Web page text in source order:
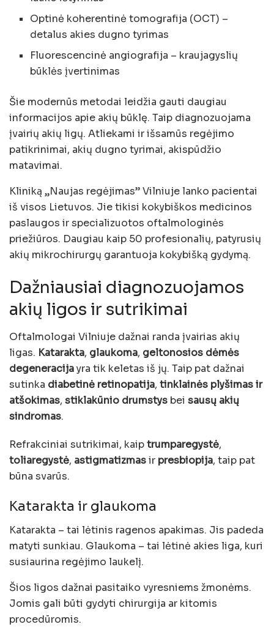
Optinė koherentinė tomografija (OCT) –
detalus akies dugno tyrimas
Fluorescencinė angiografija – kraujagyslių
būklės įvertinimas
Šie modernūs metodai leidžia gauti daugiau
informacijos apie akių būklę. Taip diagnozuojama
įvairių akių ligų. Atliekami ir išsamūs regėjimo
patikrinimai, akių dugno tyrimai, akispūdžio
matavimai.
Kliniką „Naujas regėjimas” Vilniuje lanko pacientai
iš visos Lietuvos. Jie tikisi kokybiškos medicinos
paslaugos ir specializuotos oftalmologinės
priežiūros. Daugiau kaip 50 profesionalių, patyrusių
akių mikrochirurgų garantuoja kokybišką gydymą.
Dažniausiai diagnozuojamos
akių ligos ir sutrikimai
Oftalmologai Vilniuje dažnai randa įvairias akių
ligas. Katarakta, glaukoma, geltonosios dėmės
degeneracijayra tik keletas iš jų. Taip pat dažnai
sutinka diabetinė retinopatija, tinklainės plyšimas ir
atšokimas, stiklakūnio drumstys bei sausų akių
sindromas.
Refrakciniai sutrikimai, kaiptrumparegystė,
toliaregystė, astigmatizmasir presbiopija, taip pat
būna svarūs.
Katarakta ir glaukoma
Katarakta – tai lėtinis ragenos apakimas. Jis padeda
matyti sunkiau. Glaukoma – tai lėtinė akies liga, kuri
susiaurina regėjimo laukelį.
Šios ligos dažnai pasitaiko vyresniems žmonėms.
Jomis gali būti gydyti chirurgija ar kitomis
procedūromis.